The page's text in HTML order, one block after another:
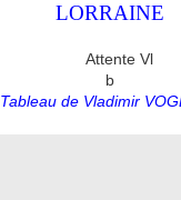
LORRAINE
b
Tableau de Vladimir